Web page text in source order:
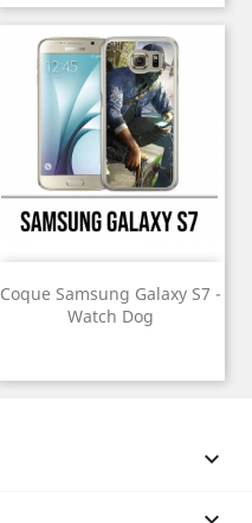
Coque Samsung Galaxy S7 -
Watch Dog
